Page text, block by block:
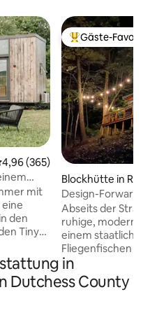
Bewertung:
4,96 (365)
mit
den
Tiny
in
setz
aus
Beliebter Gäste-
Gäste-Favorit
Blockhütte in Red
Design-Forward
Hektar
Abseits der
ruhige, moderne
einem staatlich
Fliegenfischen
privater
Stunden von
120 Hektar
in
Dutchess County